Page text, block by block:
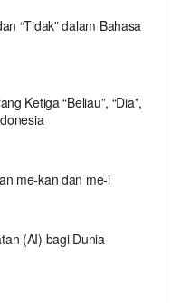
“Tidak” dalam Bahasa
Ketiga “Beliau”, “Dia”,
me-kan dan me-i
(AI) bagi Dunia